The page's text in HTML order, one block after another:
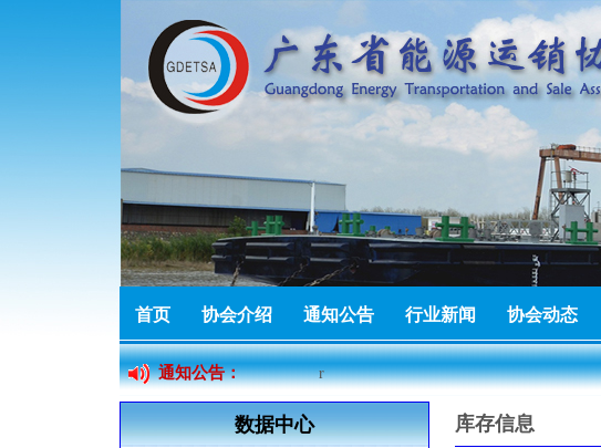
首页 协会介绍 通知公告 行业新闻 协会动态
加入协会
通知公告：
热烈祝贺广东燃力新能源有限公司成为
热烈祝贺佛山市索固五金建材有限公司成
r
热烈祝贺广州市泰丽贸易进出口有限公
数据中心 库存信息